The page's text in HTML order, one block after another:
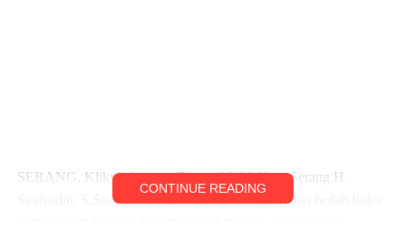
SERANG, Klikviral.com – Biografi Wali Kota Serang H.
Syafrudin, S.Sos, M.Si dalam acara Lounching dan bedah buku
CONTINUE READING